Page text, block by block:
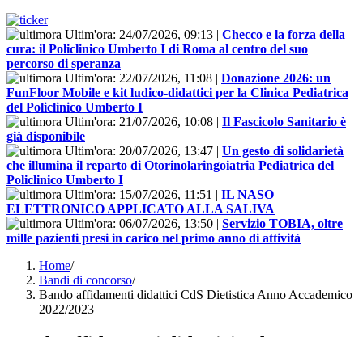
Ultim'ora: 24/07/2026, 09:13 | Checco e la forza della
cura: il Policlinico Umberto I di Roma al centro del suo
percorso di speranza
Ultim'ora: 22/07/2026, 11:08 | Donazione 2026: un
FunFloor Mobile e kit ludico-didattici per la Clinica Pediatrica
del Policlinico Umberto I
Ultim'ora: 21/07/2026, 10:08 | Il Fascicolo Sanitario è
già disponibile
Ultim'ora: 20/07/2026, 13:47 | Un gesto di solidarietà
che illumina il reparto di Otorinolaringoiatria Pediatrica del
Policlinico Umberto I
Ultim'ora: 15/07/2026, 11:51 | IL NASO
ELETTRONICO APPLICATO ALLA SALIVA
Ultim'ora: 06/07/2026, 13:50 | Servizio TOBIA, oltre
mille pazienti presi in carico nel primo anno di attività
Home/
Bandi di concorso/
Bando affidamenti didattici CdS Dietistica Anno Accademico
2022/2023